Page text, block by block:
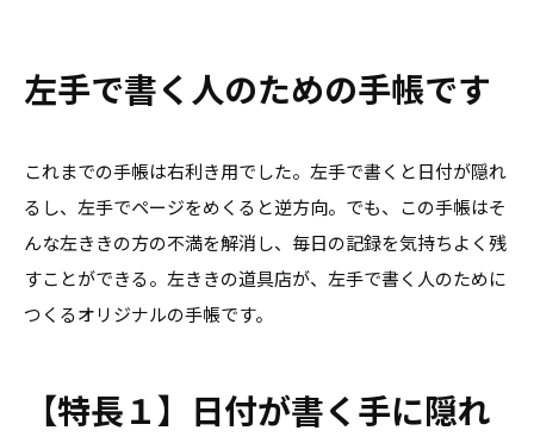
左手で書く人のための手帳です
これまでの手帳は右利き用でした。左手で書くと日付が隠れ
るし、左手でページをめくると逆方向。でも、この手帳はそ
んな左ききの方の不満を解消し、毎日の記録を気持ちよく残
すことができる。左ききの道具店が、左手で書く人のために
つくるオリジナルの手帳です。
【特長１】日付が書く手に隠れ